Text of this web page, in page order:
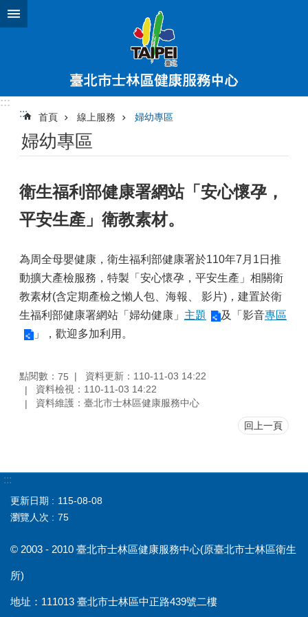
跳到主要內容區塊
:::
:::
首頁 線上服務 婦幼專區
婦幼專區
衛生福利部健康署網站「安心懷孕，
平安生產」衛教素材。
為周全母嬰健康，衛生福利部健康署於110年7月1日推
動擴大產檢服務，特製「安心懷孕，平安生產」相關衛
教素材(含定期產檢之懶人包、海報、 影片)，建置於衛
生福利部健康署網站「婦幼健康」 主題 及「影音專區
」，歡迎多加利用。
點閱數： 75
資料更新：110-11-03 14:22
資料檢視：110-11-03 14:22
資料維護：臺北市士林區健康服務中心
回上一頁
:::
更新日期
115-08-08
瀏覽人次
75
© 2003 - 2010 臺北市士林區健康服務中心(原臺北市士林區衛生
所)
地址：111013 臺北市士林區中正路439號二樓